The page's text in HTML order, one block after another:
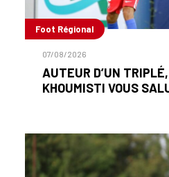
Foot Régional
07/08/2026
AUTEUR D’UN
KHOUMISTI VOUS